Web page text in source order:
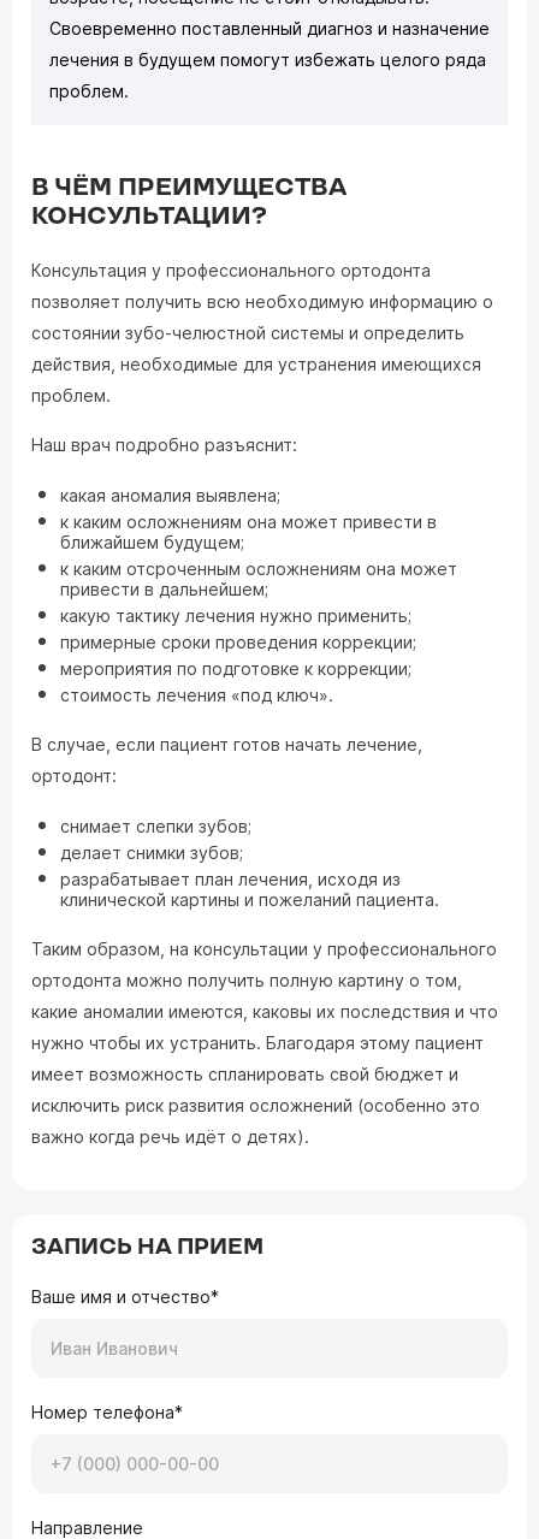
Своевременно поставленный диагноз и назначение
лечения в будущем помогут избежать целого ряда
проблем.
В ЧЁМ ПРЕИМУЩЕСТВА
КОНСУЛЬТАЦИИ?
Консультация у профессионального ортодонта
позволяет получить всю необходимую информацию о
состоянии зубо-челюстной системы и определить
действия, необходимые для устранения имеющихся
проблем.
Наш врач подробно разъяснит:
какая аномалия выявлена;
к каким осложнениям она может привести в
ближайшем будущем;
к каким отсроченным осложнениям она может
привести в дальнейшем;
какую тактику лечения нужно применить;
примерные сроки проведения коррекции;
мероприятия по подготовке к коррекции;
стоимость лечения «под ключ».
В случае, если пациент готов начать лечение,
ортодонт:
снимает слепки зубов;
делает снимки зубов;
разрабатывает план лечения, исходя из
клинической картины и пожеланий пациента.
Таким образом, на консультации у профессионального
ортодонта можно получить полную картину о том,
какие аномалии имеются, каковы их последствия и что
нужно чтобы их устранить. Благодаря этому пациент
имеет возможность спланировать свой бюджет и
исключить риск развития осложнений (особенно это
важно когда речь идёт о детях).
ЗАПИСЬ НА ПРИЕМ
Ваше имя и отчество*
Номер телефона*
Направление